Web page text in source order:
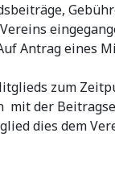
Antrag eines
zum
mit der
dies dem